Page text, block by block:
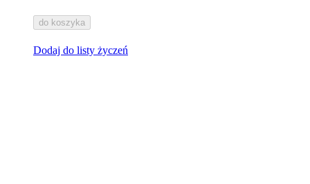
do koszyka
Dodaj do listy życzeń